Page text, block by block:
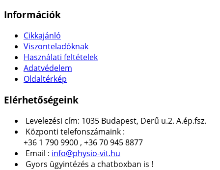
Információk
Cikkajánló
Viszonteladóknak
Használati feltételek
Adatvédelem
Oldaltérkép
Elérhetőségeink
Levelezési cím: 1035 Budapest, Derű u.2. A.ép.fsz.
Központi telefonszámaink :
+36 1 790 9900 , +36 70 945 8877
Email : info@physio-vit.hu
Gyors ügyintézés a chatboxban is !